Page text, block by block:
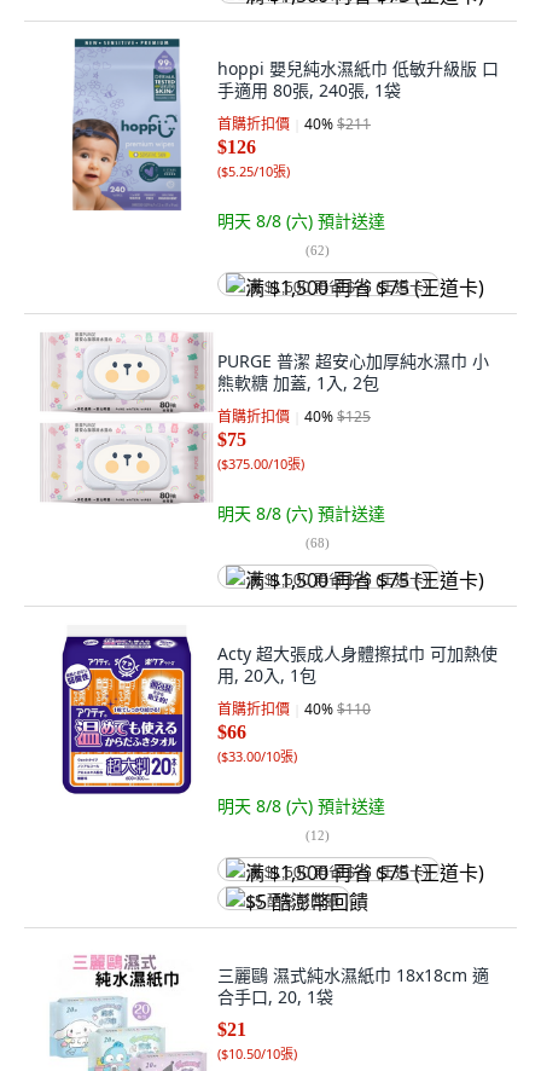
hoppi 嬰兒純水濕紙巾 低敏升級版 口
手適用 80張, 240張, 1袋
首購折扣價 40%$211
$126
($5.25/10張)
明天 8/8 (六) 預計送達
(62)
满 $1,500 再省 $75 (王道卡)
PURGE 普潔 超安心加厚純水濕巾 小
熊軟糖 加蓋, 1入, 2包
首購折扣價 40%$125
$75
($375.00/10張)
明天 8/8 (六) 預計送達
(68)
满 $1,500 再省 $75 (王道卡)
Acty 超大張成人身體擦拭巾 可加熱使
用, 20入, 1包
首購折扣價 40%$110
$66
($33.00/10張)
明天 8/8 (六) 預計送達
(12)
满 $1,500 再省 $75 (王道卡)
$5 酷澎幣回饋
三麗鷗 濕式純水濕紙巾 18x18cm 適
合手口, 20, 1袋
$21
($10.50/10張)